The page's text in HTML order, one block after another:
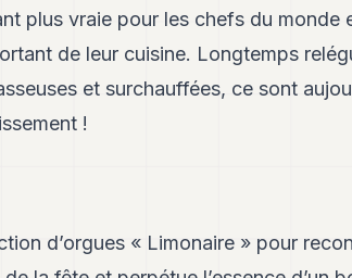
plus vraie pour les chefs du monde
de leur cuisine. Longtemps
et surchauffées, ce sont
!
d’orgues « Limonaire » pour